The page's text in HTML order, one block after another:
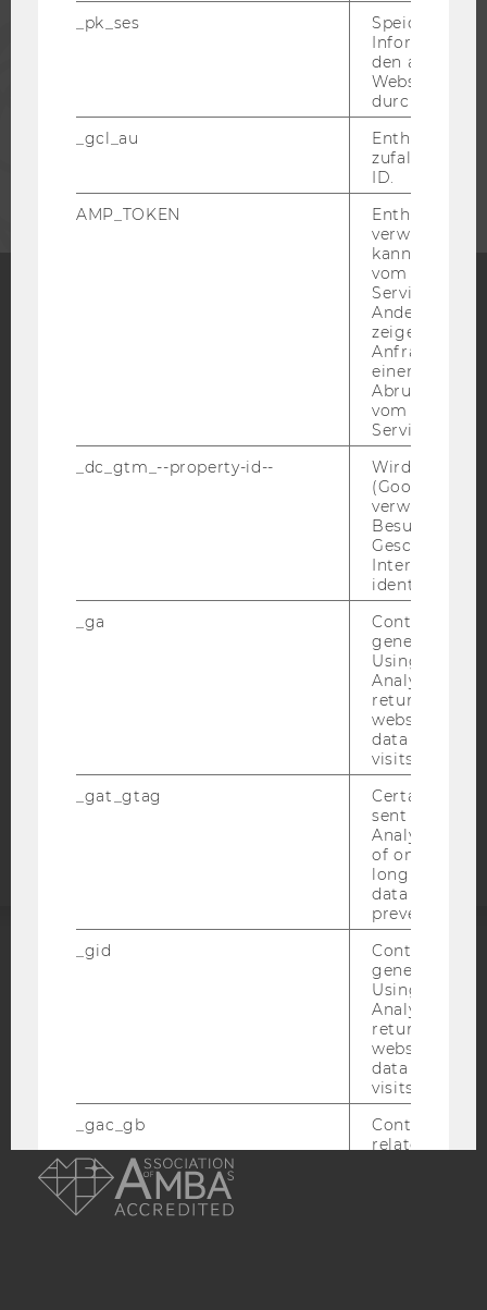
PRESSE
Blog
Bluesky
BARRIEREFREIHEITSERKLÄRUNG WEBSEITE
DATENSCHUTZERKLÄRUNG SOCIAL MEDIA
STUDIENBEWERBER*INNEN UND STUDIERENDE
Barrierefreiheitserklärung
AMBA
_pk_ses
Speicherung
den aktuellen
durch
_gcl_au
Enthält eine
ID.
AMP_TOKEN
Enthält ein
verwendet
kann, um
vom AMP-
Service
Andere
zeigen Opt-
Anfrage im
einen Fehler
Abrufen
vom AMP
Service an.
_dc_gtm_--property-id--
Wird von
(Google Tag
verwendet,
Besucher
Geschlecht
Interessen zu
identifizieren.
_ga
Contains a
generated
Using this
Analytics can
returning
website and
data from
visits.
_gat_gtag
Certain data
sent to
Analytics a
of once per
long as it is
data
prevented.
_gid
Contains a
generated
Using this
Analytics can
returning
website and
data from
visits.
_gac_gb
Contains
related